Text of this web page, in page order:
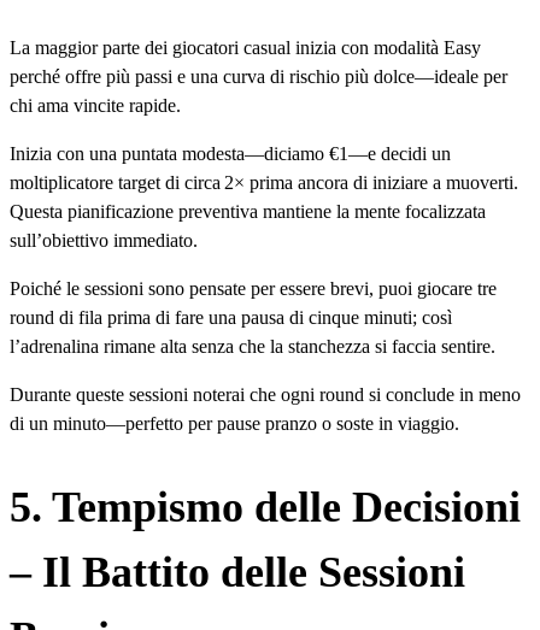
La maggior parte dei giocatori casual inizia con modalità Easy
perché offre più passi e una curva di rischio più dolce—ideale per
chi ama vincite rapide.
Inizia con una puntata modesta—diciamo €1—e decidi un
moltiplicatore target di circa 2× prima ancora di iniziare a muoverti.
Questa pianificazione preventiva mantiene la mente focalizzata
sull’obiettivo immediato.
Poiché le sessioni sono pensate per essere brevi, puoi giocare tre
round di fila prima di fare una pausa di cinque minuti; così
l’adrenalina rimane alta senza che la stanchezza si faccia sentire.
Durante queste sessioni noterai che ogni round si conclude in meno
di un minuto—perfetto per pause pranzo o soste in viaggio.
5. Tempismo delle Decisioni
– Il Battito delle Sessioni